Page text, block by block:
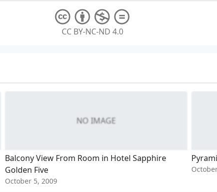
CC BY-NC-ND 4.0
NO IMAGE
Balcony View From Room in Hotel Sapphire
Golden Five
October 5, 2009